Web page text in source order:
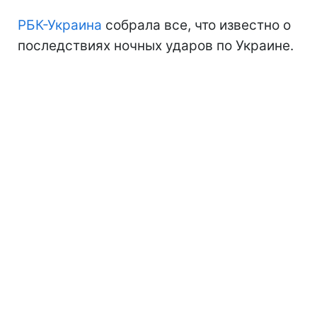
РБК-Украина собрала все, что известно о
последствиях ночных ударов по Украине.